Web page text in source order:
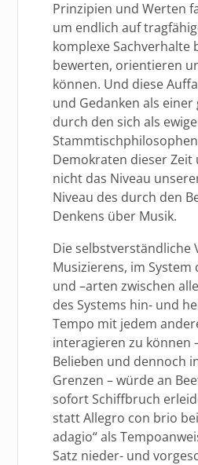
Prinzipien und Werten
um endlich auf
komplexe Sachverhalte
bewerten, orientieren
können. Und diese
und Gedanken als
durch den sich als
Demokraten dieser
nicht das Niveau
Niveau des durch den
Denkens über Musik.
Die selbstverständliche
Musizierens, im
und –arten zwischen
des Systems hin- und
Tempo mit jedem
interagieren zu können
Belieben und dennoch
Grenzen – würde an
sofort Schiffbruch
statt Allegro con brio
adagio“ als
Satz nieder- und